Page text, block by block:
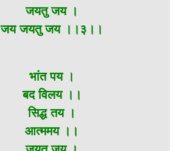
जयतु जय ।
जय जयतु जय ।।३।।
भांत पय ।
बद विलय ।।
सिद्ध तय ।
आत्ममय ।।